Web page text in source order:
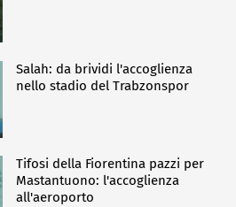
Salah: da brividi l'accoglienza
nello stadio del Trabzonspor
Tifosi della Fiorentina pazzi per
Mastantuono: l'accoglienza
all'aeroporto